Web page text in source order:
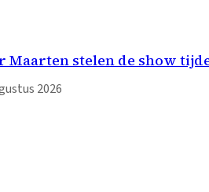
Maarten stelen de show
2026